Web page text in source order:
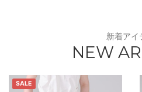
新着アイ
NEW
SALE